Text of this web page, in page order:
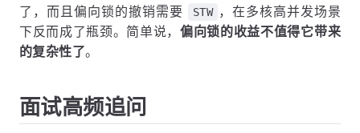
了，而且偏向锁的撤销需要
STW ，在多核高并发场景
下反而成了瓶颈。简单说，偏向锁的收益不值得它带来
的复杂性了。
面试高频追问